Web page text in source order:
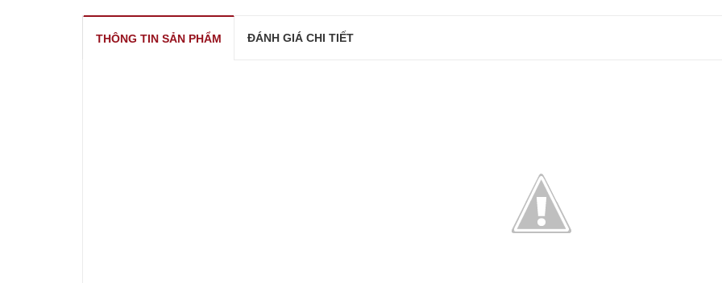
THÔNG TIN SẢN PHẨM ĐÁNH GIÁ CHI TIẾT